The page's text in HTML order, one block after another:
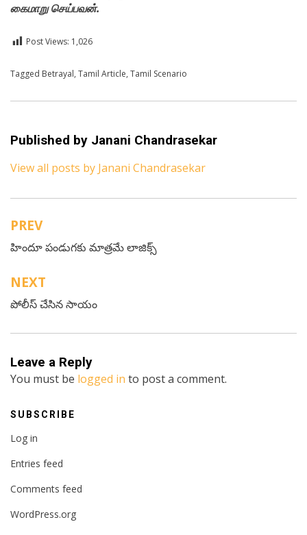
கைமாறுசெய்பவன்.
Post Views: 1,026
Posted inTamil
Tagged Betrayal, Tamil Article, Tamil Scenario
Published by Janani Chandrasekar
View all posts by Janani Chandrasekar
Post
navigation
PREV
హిందూ పండుగకు మాత్రమే లాజిక్స్
NEXT
పోలీస్ చేసిన సాయం
Leave a Reply
You must be logged in to post a comment.
SUBSCRIBE
Log in
Entries feed
Comments feed
WordPress.org